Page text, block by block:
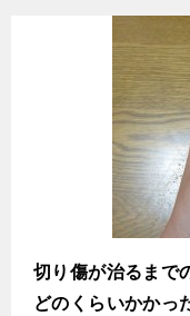
切り傷が治るま
どのくらいかかっ